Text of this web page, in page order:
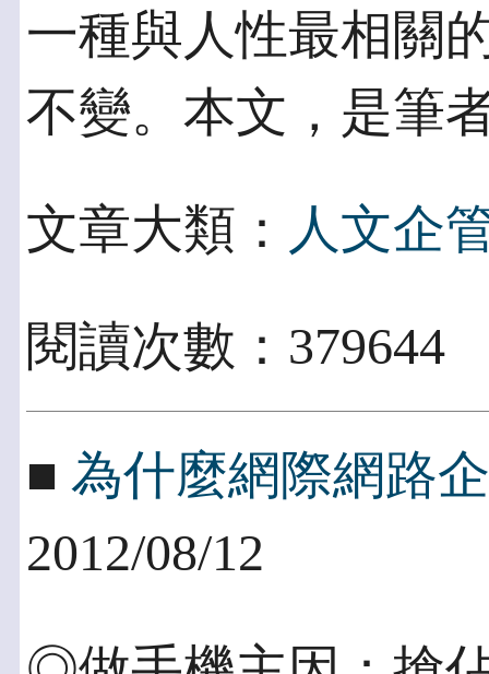
一種與人性最相關
不變。本文，是筆
文章大類： 人文企
閱讀次數：
■ 為什麼網際網路
2012/08/12